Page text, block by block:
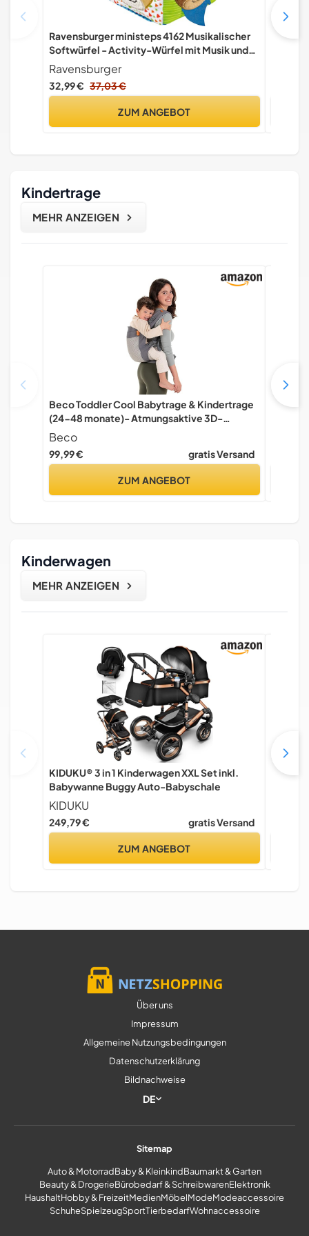
Ravensburger ministeps 4162 Musikalischer
Softwürfel - Activity-Würfel mit Musik und
Geräuschen, Motorikspielzeug, Baby
Spielzeug ab 6 Monate, tolles
Ravensburger
32,99 € 37,03 €
ZUM ANGEBOT
Kindertrage
MEHR ANZEIGEN
Beco Toddler Cool Babytrage & Kindertrage
(24-48 monate)- Atmungsaktive 3D-
Performance-Mesh Trage Kleinkind,
Hüftfreundlich mit 2 Tragepositionen:
Bauchtrage & Rückentrage (Dunkelgrau)
Beco
99,99 € gratis Versand
ZUM ANGEBOT
Kinderwagen
MEHR ANZEIGEN
KIDUKU® 3 in 1 Kinderwagen XXL Set inkl.
Babywanne Buggy Auto-Babyschale
KIDUKU
249,79 € gratis Versand
ZUM ANGEBOT
Über uns
Impressum
Allgemeine Nutzungsbedingungen
Datenschutzerklärung
Bildnachweise
DE
Sitemap
Auto & MotorradBaby & KleinkindBaumarkt & Garten
Beauty & DrogerieBürobedarf & SchreibwarenElektronik
HaushaltHobby & FreizeitMedienMöbelModeModeaccessoire
SchuheSpielzeugSportTierbedarfWohnaccessoire